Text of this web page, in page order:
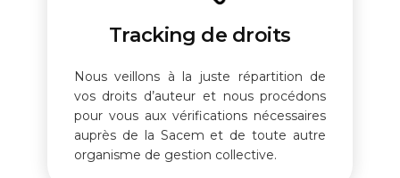
Tracking de droits
Nous veillons à la juste répartition de
vos droits d’auteur et nous procédons
pour vous aux vérifications nécessaires
auprès de la Sacem et de toute autre
organisme de gestion collective.